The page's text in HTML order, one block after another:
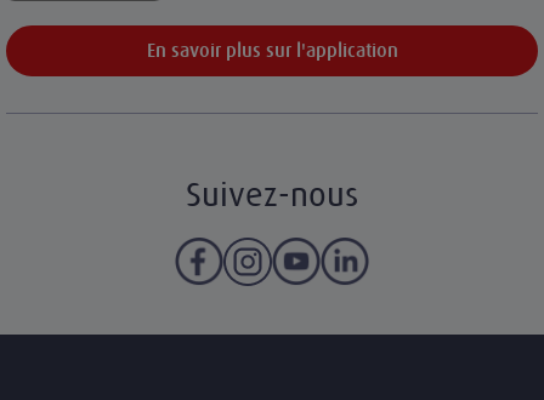
En savoir plus sur l'application
Suivez-nous